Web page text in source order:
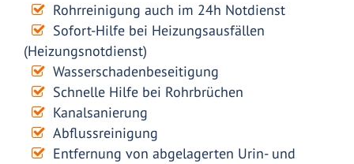
Rohrreinigung auch im 24h Notdienst
Sofort-Hilfe bei Heizungsausfällen
(Heizungsnotdienst)
Wasserschadenbeseitigung
Schnelle Hilfe bei Rohrbrüchen
Kanalsanierung
Abflussreinigung
Entfernung von abgelagerten Urin- und